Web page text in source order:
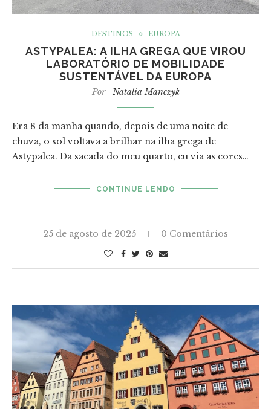
DESTINOS EUROPA
ASTYPALEA: A ILHA GREGA QUE VIROU
LABORATÓRIO DE MOBILIDADE
SUSTENTÁVEL DA EUROPA
Por Natalia Manczyk
Era 8 da manhã quando, depois de uma noite de
chuva, o sol voltava a brilhar na ilha grega de
Astypalea. Da sacada do meu quarto, eu via as cores…
CONTINUE LENDO
25 de agosto de 2025 0 Comentários